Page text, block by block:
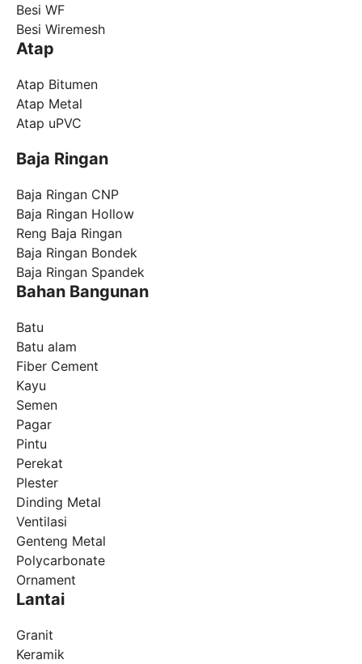
Besi WF
Besi Wiremesh
Atap
Atap Bitumen
Atap Metal
Atap uPVC
Baja Ringan
Baja Ringan CNP
Baja Ringan Hollow
Reng Baja Ringan
Baja Ringan Bondek
Baja Ringan Spandek
Bahan Bangunan
Batu
Batu alam
Fiber Cement
Kayu
Semen
Pagar
Pintu
Perekat
Plester
Dinding Metal
Ventilasi
Genteng Metal
Polycarbonate
Ornament
Lantai
Granit
Keramik